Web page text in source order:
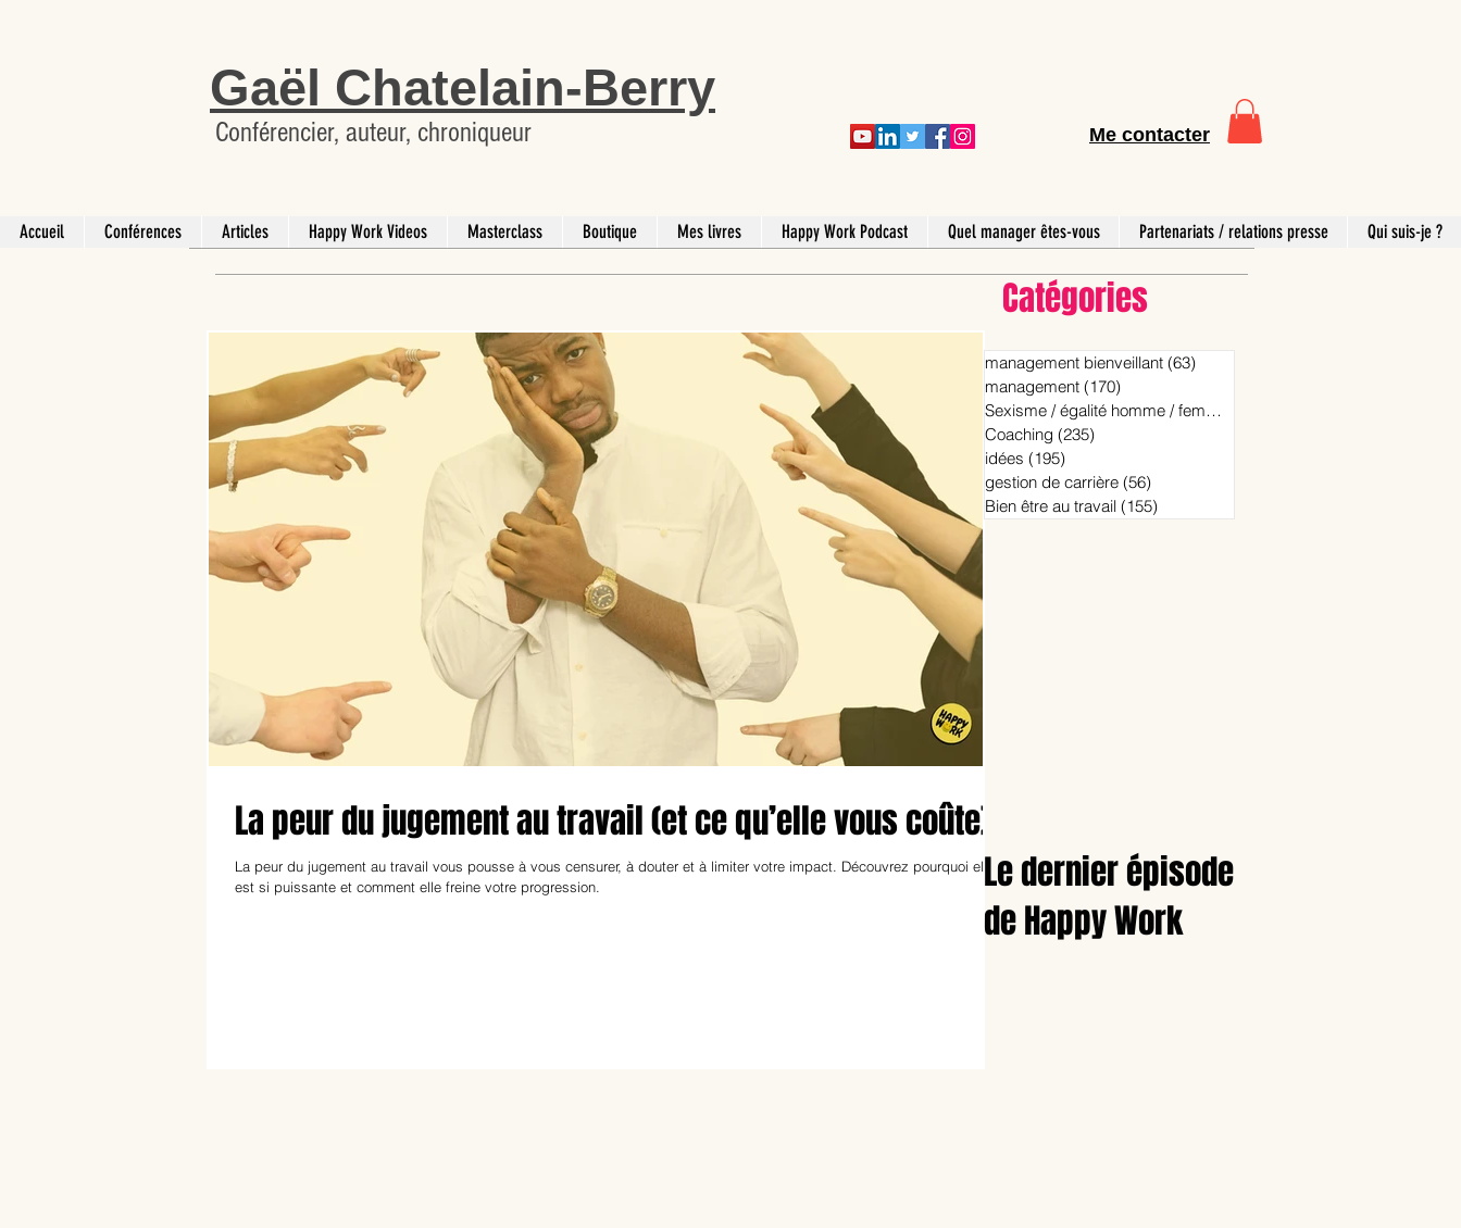
Gaël Chatelain-Berry
Conférencier, auteur, chroniqueur Me contacter
Accueil Conférences Articles Happy Work Videos Masterclass Boutique Mes livres Happy Work Podcast Quel manager êtes-vous Partenariats / relations presse Qui suis-je ?
Catégories
La peur du jugement au travail (et ce qu’elle vous coûte)
La peur du jugement au travail vous pousse à vous censurer, à douter et à limiter votre impact. Découvrez pourquoi elle
est si puissante et comment elle freine votre progression.
management bienveillant (63)
management (170)
Sexisme / égalité homme / femme
Coaching (235)
idées (195)
gestion de carrière (56)
Bien être au travail (155)
Le dernier épisode
de Happy Work